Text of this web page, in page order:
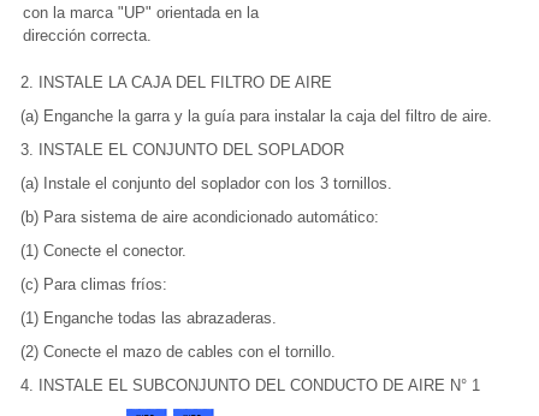
con la marca "UP" orientada en la
dirección correcta.
2. INSTALE LA CAJA DEL FILTRO DE AIRE
(a) Enganche la garra y la guía para instalar la caja del filtro de aire.
3. INSTALE EL CONJUNTO DEL SOPLADOR
(a) Instale el conjunto del soplador con los 3 tornillos.
(b) Para sistema de aire acondicionado automático:
(1) Conecte el conector.
(c) Para climas fríos:
(1) Enganche todas las abrazaderas.
(2) Conecte el mazo de cables con el tornillo.
4. INSTALE EL SUBCONJUNTO DEL CONDUCTO DE AIRE N° 1